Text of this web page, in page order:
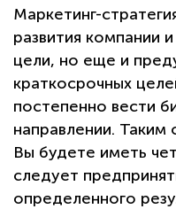
Маркетинг-
развития компании
цели, но еще и
краткосрочных
постепенно вести
направлении.
Вы будете иметь
следует
определенного